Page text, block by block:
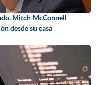
Mitch McConnell
desde su casa